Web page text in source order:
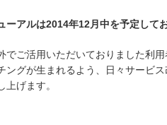
アルは2014年12月中を予定してお
でご活用いただいておりました利
ングが生まれるよう、日々サービ
げます。